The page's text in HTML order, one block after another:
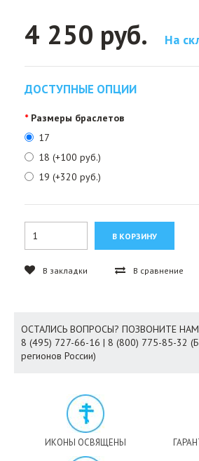
4 250 руб. На
ДОСТУПНЫЕ ОПЦИИ
Размеры браслетов
17
18 (+100 руб.)
19 (+320 руб.)
В закладки В сравнение
ОСТАЛИСЬ ВОПРОСЫ? ПОЗВОНИТЕ
8 (495) 727-66-16 | 8 (800) 775-85-32
регионов России)
ИКОНЫ ОСВЯЩЕНЫ